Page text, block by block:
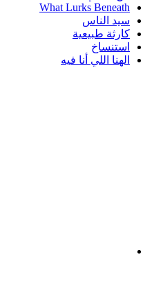
What Lurks Beneath
سيد الناس
كارثة طبيعية
استنساخ
الهنا اللي أنا فيه